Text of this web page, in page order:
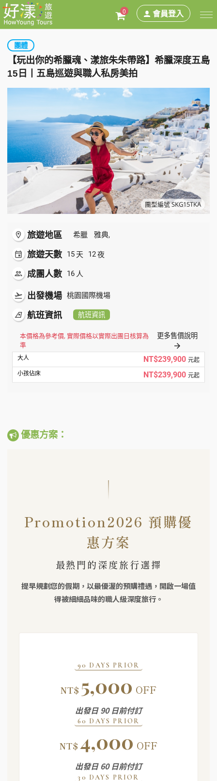
0 會員登入
團體
【玩出你的希臘魂、漾旅朱朱帶路】希臘深度五島
15日丨五島巡遊與職人私房美拍
團型編號 SKG15TKA
room 旅遊地區 希臘 雅典,
event 旅遊天數 15 天 12夜
people 成團人數 16 人
flight_takeoff 出發機場 桃園國際機場
airlines 航班資訊 航班資訊
本價格為參考價, 實際價格以實際出團日核算為
準
更多售價說明
arrow_forward
NT$239,900 元起
NT$239,900 元起
優惠方案：
Promotion2026 預購優
惠方案
最熱門的深度旅行選擇
提早規劃您的假期，以最優渥的預購禮遇，開啟一場值
得被細細品味的職人級深度旅行。
90 DAYS PRIOR
NT$ 5,000 OFF
出發日 90 日前付訂
60 DAYS PRIOR
NT$ 4,000 OFF
出發日 60 日前付訂
30 DAYS PRIOR